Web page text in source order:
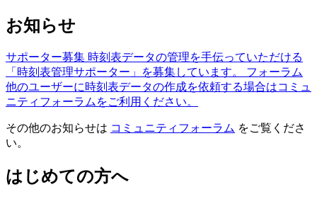
お知らせ
サポーター募集 時刻表データの管理を手伝っていただける
「時刻表管理サポーター」を募集しています。
フォーラム
他のユーザーに時刻表データの作成を依頼する場合はコミュ
ニティフォーラムをご利用ください。
その他のお知らせは コミュニティフォーラム をご覧くださ
い。
はじめての方へ